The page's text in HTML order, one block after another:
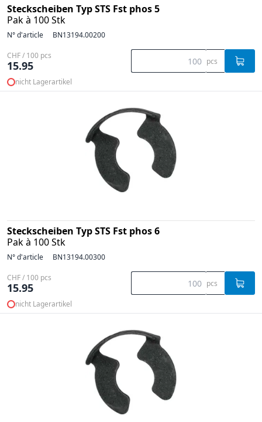
Steckscheiben Typ STS Fst phos 5
Pak à 100 Stk
N° d'article BN13194.00200
CHF / 100 pcs
15.95 pcs
nicht Lagerartikel
Steckscheiben Typ STS Fst phos 6
Pak à 100 Stk
N° d'article BN13194.00300
CHF / 100 pcs
15.95 pcs
nicht Lagerartikel